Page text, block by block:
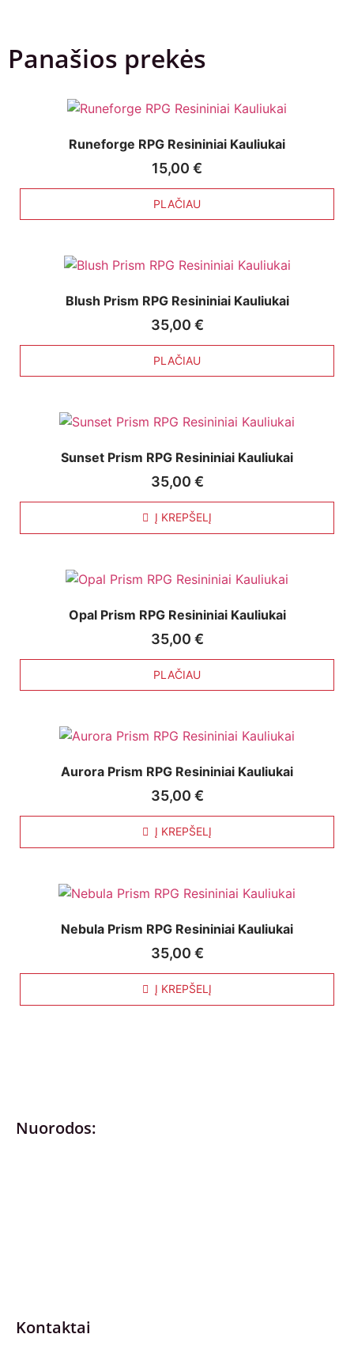
Panašios prekės
Runeforge RPG Resininiai Kauliukai
15,00 €
PLAČIAU
Blush Prism RPG Resininiai Kauliukai
35,00 €
PLAČIAU
Sunset Prism RPG Resininiai Kauliukai
35,00 €
Į KREPŠELĮ
Opal Prism RPG Resininiai Kauliukai
35,00 €
PLAČIAU
Aurora Prism RPG Resininiai Kauliukai
35,00 €
Į KREPŠELĮ
Nebula Prism RPG Resininiai Kauliukai
35,00 €
Į KREPŠELĮ
Nuorodos:
Kontaktai